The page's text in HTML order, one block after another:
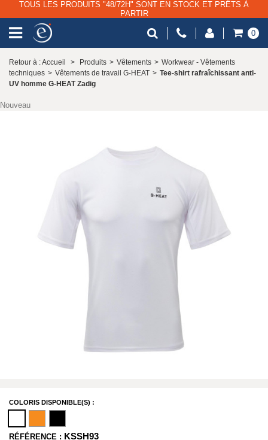
TOUS LES PRODUITS "48/72H" SONT EN STOCK ET PRÊTS À
PARTIR
0
Retour à : Accueil > Produits > Vêtements > Workwear - Vêtements
techniques > Vêtements de travail G-HEAT > Tee-shirt rafraîchissant anti-
UV homme G-HEAT Zadig
Nouveau
COLORIS DISPONIBLE(S) :
RÉFÉRENCE : KSSH93